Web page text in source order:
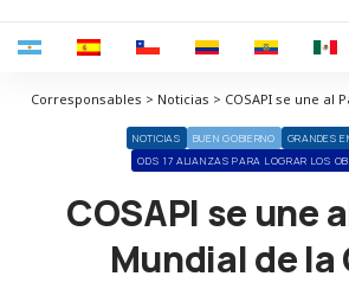
Corresponsables > Noticias > COSAPI se une al
NOTICIAS BUEN GOBIERNO
GRANDES
ODS 17 ALIANZAS PARA LOGRAR LOS
COSAPI se une
Mundial de la